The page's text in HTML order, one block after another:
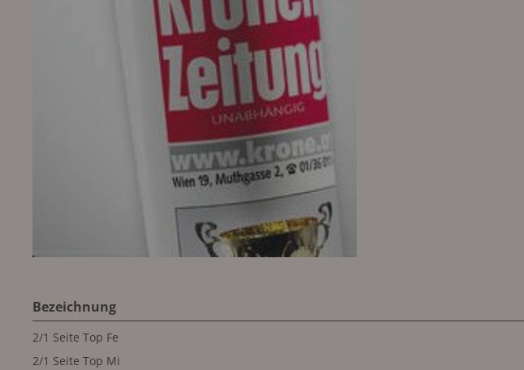
Bezeichnung
2/1 Seite Top Fe
2/1 Seite Top Mi